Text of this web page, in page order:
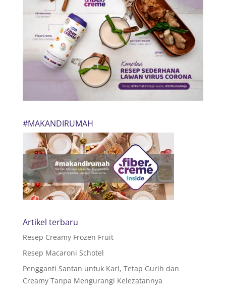
#MAKANDIRUMAH
Artikel terbaru
Resep Creamy Frozen Fruit
Resep Macaroni Schotel
Pengganti Santan untuk Kari, Tetap Gurih dan
Creamy Tanpa Mengurangi Kelezatannya